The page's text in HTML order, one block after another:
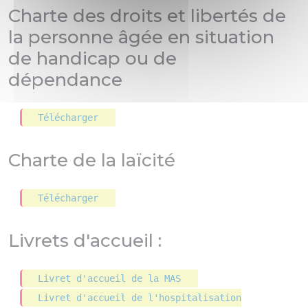
Charte des droits et libertés de
la personne âgée en situation
de handicap ou de
dépendance
Télécharger
Charte de la laïcité
Télécharger
Livrets d'accueil :
Livret d'accueil de la MAS
Livret d'accueil de l'hospitalisation